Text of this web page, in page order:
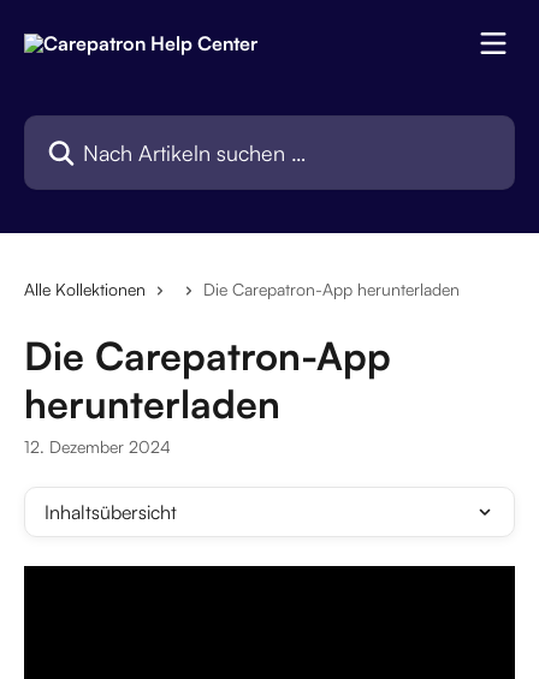
Nach Artikeln suchen …
Alle Kollektionen Die Carepatron-App herunterladen
Die Carepatron-App
herunterladen
12. Dezember 2024
Inhaltsübersicht